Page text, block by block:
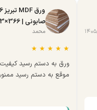
۱۷
صابونی | 366×183
محمد
★
★
★
★
★
ورق به دستم رسید
موقع به دستم رسید